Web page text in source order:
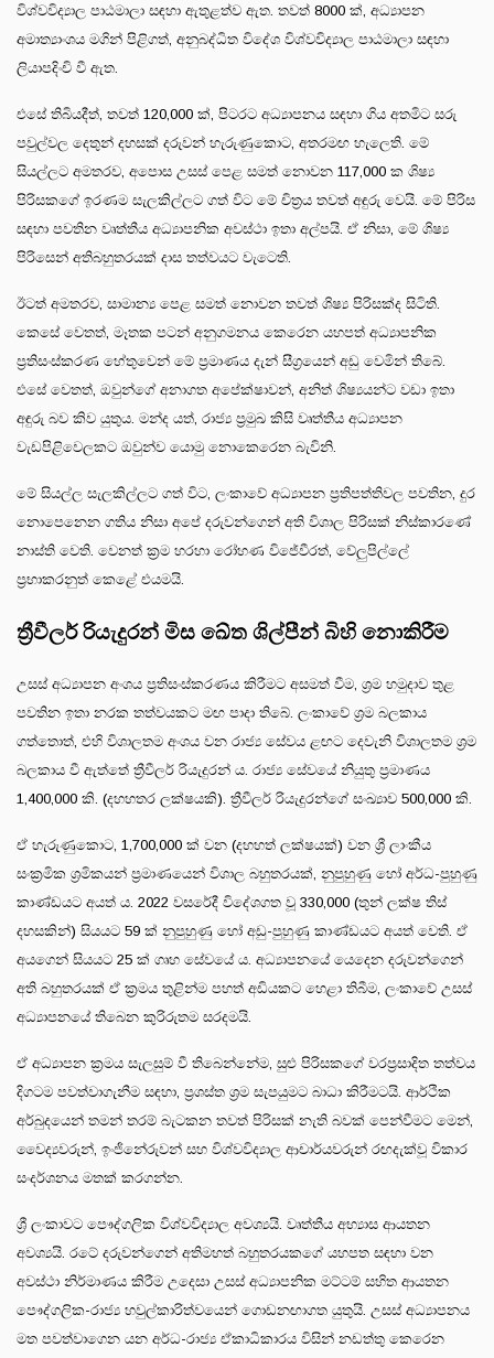
විශ්වවිද්‍යාල පාඨමාලා සඳහා ඇතුළත්ව ඇත. තවත් 8000 ක්, අධ්‍යාපන
අමාත්‍යාංශය මගින් පිළිගත්, අනුබද්ධිත විදේශ විශ්වවිද්‍යාල පාඨමාලා සඳහා
ලියාපදිංචි වී ඇත.
එසේ තිබියදීත්, තවත් 120,000 ක්, පිටරට අධ්‍යාපනය සඳහා ගිය අතමිට සරු
පවුල්වල දෙතුන් දහසක් දරුවන් හැරුණුකොට, අතරමඟ හැලෙති. මේ
සියල්ලට අමතරව, අපොස උසස් පෙළ සමත් නොවන 117,000 ක ශිෂ්‍ය
පිරිසකගේ ඉරණම සැලකිල්ලට ගත් විට මේ චිත්‍රය තවත් අඳුරු වෙයි. මේ පිරිස
සඳහා පවතින වෘත්තීය අධ්‍යාපනික අවස්ථා ඉතා අල්පයි. ඒ නිසා, මේ ශිෂ්‍ය
පිරිසෙන් අතිබහුතරයක් දාස තත්වයට වැටෙති.
ඊටත් අමතරව, සාමාන්‍ය පෙළ සමත් නොවන තවත් ශිෂ්‍ය පිරිසක්ද සිටිති.
කෙසේ වෙතත්, මෑතක පටන් අනුගමනය කෙරෙන යහපත් අධ්‍යාපනික
ප්‍රතිසංස්කරණ හේතුවෙන් මේ ප්‍රමාණය දැන් සීග්‍රයෙන් අඩු වෙමින් තිබේ.
එසේ වෙතත්, ඔවුන්ගේ අනාගත අපේක්ෂාවන්, අනිත් ශිෂ්‍යයන්ට වඩා ඉතා
අඳුරු බව කිව යුතුය. මන්ද යත්, රාජ්‍ය ප්‍රමුඛ කිසි වෘත්තීය අධ්‍යාපන
වැඩපිළිවෙලකට ඔවුන්ව යොමු නොකෙරෙන බැවිනි.
මේ සියල්ල සැලකිල්ලට ගත් විට, ලංකාවේ අධ්‍යාපන ප්‍රතිපත්තිවල පවතින, දුර
නොපෙනෙන ගතිය නිසා අපේ දරුවන්ගෙන් අති විශාල පිරිසක් නිස්කාරණේ
නාස්ති වෙති. වෙනත් ක්‍රම හරහා රෝහණ විජේවීරත්, වේලුපිල්ලේ
ප්‍රභාකරනුත් කෙළේ එයමයි.
ත්‍රීවීලර් රියැදුරන් මිස ඛේත ශිල්පීන් බිහි නොකිරීම
උසස් අධ්‍යාපන අංශය ප්‍රතිසංස්කරණය කිරීමට අසමත් වීම, ශ්‍රම හමුදාව තුළ
පවතින ඉතා නරක තත්වයකට මඟ පාදා තිබේ. ලංකාවේ ශ්‍රම බලකාය
ගත්තොත්, එහි විශාලතම අංශය වන රාජ්‍ය සේවය ළඟට දෙවැනි විශාලතම ශ්‍රම
බලකාය වී ඇත්තේ ත්‍රීවීලර් රියැදුරන් ය. රාජ්‍ය සේවයේ නියුතු ප්‍රමාණය
1,400,000 කි. (දහහතර ලක්ෂයකි). ත්‍රීවීලර් රියැදුරන්ගේ සංඛ්‍යාව 500,000 කි.
ඒ හැරුණුකොට, 1,700,000 ක් වන (දහහත් ලක්ෂයක්) වන ශ්‍රී ලාංකීය
සංක්‍රමික ශ්‍රමිකයන් ප්‍රමාණයෙන් විශාල බහුතරයක්, නුපුහුණු හෝ අර්ධ-පුහුණු
කාණ්ඩයට අයත් ය. 2022 වසරේදී විදේශගත වූ 330,000 (තුන් ලක්ෂ තිස්
දහසකින්) සියයට 59 ක් නුපුහුණු හෝ අඩු-පුහුණු කාණ්ඩයට අයත් වෙති. ඒ
අයගෙන් සියයට 25 ක් ගෘහ සේවයේ ය. අධ්‍යාපනයේ යෙදෙන දරුවන්ගෙන්
අති බහුතරයක් ඒ ක්‍රමය තුළින්ම පහත් අඩියකට හෙළා තිබීම, ලංකාවේ උසස්
අධ්‍යාපනයේ තිබෙන කුරිරුතම සරදමයි.
ඒ අධ්‍යාපන ක්‍රමය සැලසුම් වී තිබෙන්නේම, සුළු පිරිසකගේ වරප්‍රසාදිත තත්වය
දිගටම පවත්වාගැනීම සඳහා, ප්‍රශස්ත ශ්‍රම සැපයුමට බාධා කිරීමටයි. ආර්ථික
අර්බුදයෙන් තමන් තරම් බැටකන තවත් පිරිසක් නැති බවක් පෙන්වීමට මෙන්,
වෛද්‍යවරුන්, ඉංජිනේරුවන් සහ විශ්වවිද්‍යාල ආචාර්යවරුන් රඟදැක්වූ විකාර
සංදර්ශනය මතක් කරගන්න.
ශ්‍රී ලංකාවට පෞද්ගලික විශ්වවිද්‍යාල අවශ්‍යයි. වෘත්තීය අභ්‍යාස ආයතන
අවශ්‍යයි. රටේ දරුවන්ගෙන් අතිමහත් බහුතරයකගේ යහපත සඳහා වන
අවස්ථා නිර්මාණය කිරීම උදෙසා උසස් අධ්‍යාපනික මට්ටම් සහිත ආයතන
පෞද්ගලික-රාජ්‍ය හවුල්කාරිත්වයෙන් ගොඩනඟාගත යුතුයි. උසස් අධ්‍යාපනය
මත පවත්වාගෙන යන අර්ධ-රාජ්‍ය ඒකාධිකාරය විසින් නඩත්තු කෙරෙන